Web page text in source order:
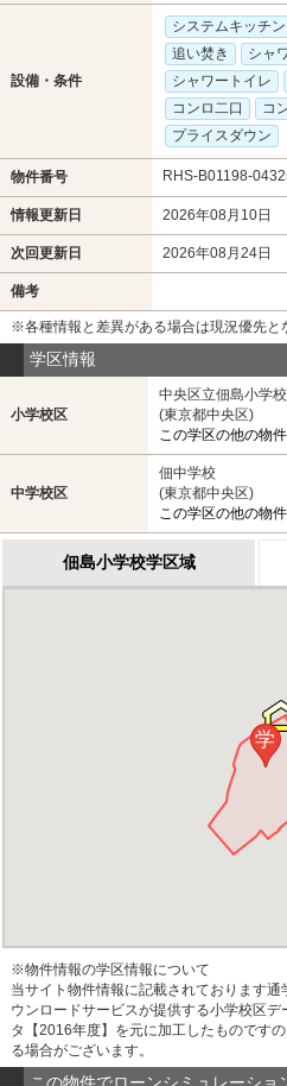
設備・条件
システムキッチン
追い焚き
シャ
シャワートイレ
コンロ二口
コ
プライスダウン
物件番号 RHS-B01198-
情報更新日 2026年08月10日
次回更新日 2026年08月24日
備考
※各種情報と差異がある場合は現況優先と
学区情報
小学校区
中央区立佃島小学校
(東京都中央区)
この学区の他の物
中学校区
佃中学校
(東京都中央区)
この学区の他の物
佃島小学校学区域
学
※物件情報の学区情報について
当サイト物件情報に記載されております
ウンロードサービスが提供する小学校区
タ【2016年度】を元に加工したものです
る場合がございます。
この物件でローンシミュレーショ